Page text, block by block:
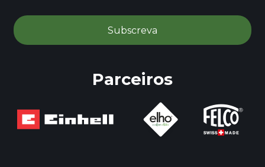
Parceiros